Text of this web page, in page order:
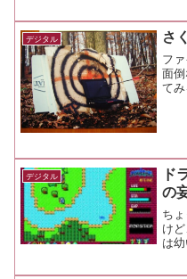
デジタル さ
フ
面
て
デジタル
ド
の
ち
け
は
え